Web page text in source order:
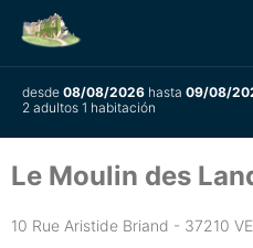
desde 08/08/2026 hasta 09/08/
2 adultos 1 habitación
Le Moulin des
10 Rue Aristide Briand - 37210